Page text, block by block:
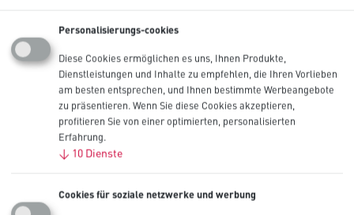
Branchen
Personalisierungs-cookies
Diese Cookies ermöglichen es uns, Ihnen Produkte,
Dienstleistungen und Inhalte zu empfehlen, die Ihren Vorlieben
am besten entsprechen, und Ihnen bestimmte Werbeangebote
zu präsentieren. Wenn Sie diese Cookies akzeptieren,
profitieren Sie von einer optimierten, personalisierten
Erfahrung.
↓ 10 Dienste
Cookies für soziale netzwerke und werbung